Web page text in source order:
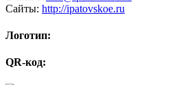
Сайты: http://ipatovskoe.ru
Логотип:
QR-код: